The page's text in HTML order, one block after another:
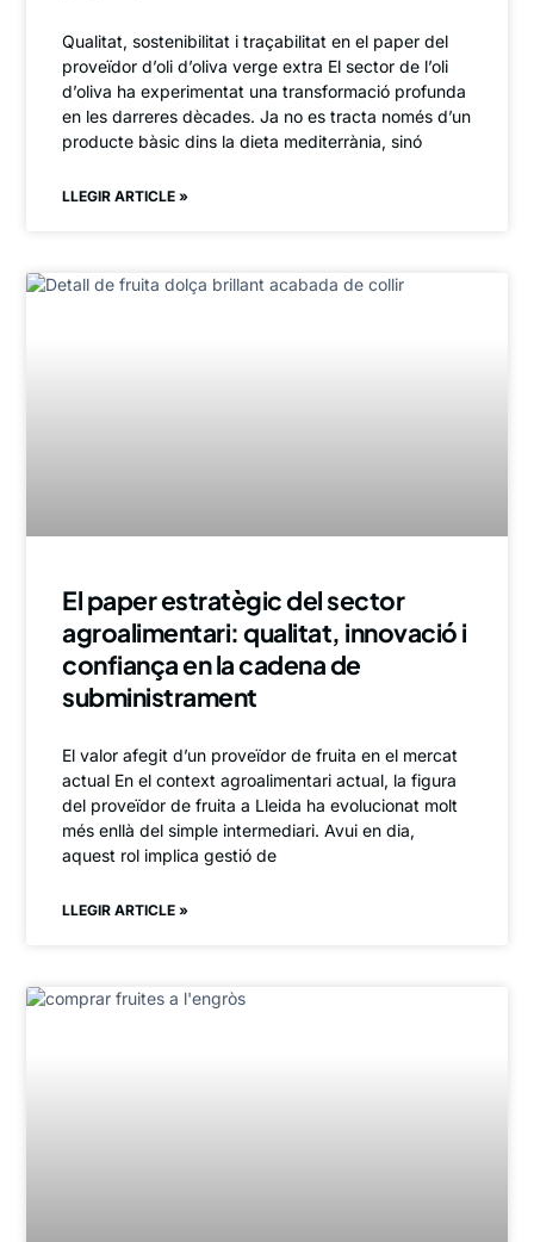
Qualitat, sostenibilitat i traçabilitat en el paper del
proveïdor d’oli d’oliva verge extra El sector de l’oli
d’oliva ha experimentat una transformació profunda
en les darreres dècades. Ja no es tracta només d’un
producte bàsic dins la dieta mediterrània, sinó
LLEGIR ARTICLE »
El paper estratègic del sector
agroalimentari: qualitat, innovació i
confiança en la cadena de
subministrament
El valor afegit d’un proveïdor de fruita en el mercat
actual En el context agroalimentari actual, la figura
del proveïdor de fruita a Lleida ha evolucionat molt
més enllà del simple intermediari. Avui en dia,
aquest rol implica gestió de
LLEGIR ARTICLE »